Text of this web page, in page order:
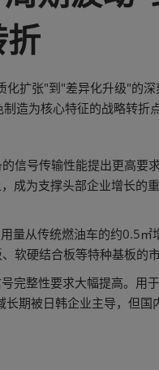
刊
录
扩张"到"差异化升级"的
造为核心特征的战略转折
信号传输性能提出更高要
成为支撑头部企业增长
量从传统燃油车的约0.5
硬结合板等特种基板的
整性要求大幅提高。用
期被日韩企业主导，但